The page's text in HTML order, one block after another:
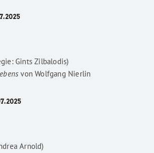
Gints Zilbalodis)
vonWolfgang Nierlin
Arnold)